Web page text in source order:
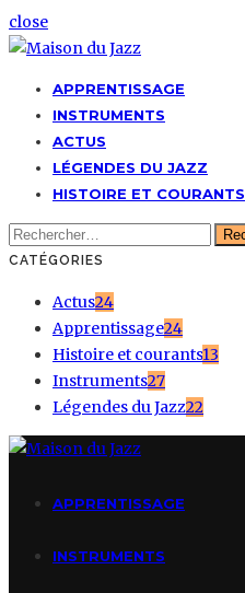
close
APPRENTISSAGE
INSTRUMENTS
ACTUS
LÉGENDES DU JAZZ
HISTOIRE ET COURANTS
Rechercher :
CATÉGORIES
Actus24
Apprentissage24
Histoire et courants13
Instruments27
Légendes du Jazz22
APPRENTISSAGE
INSTRUMENTS